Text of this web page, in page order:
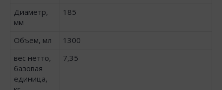
Диаметр,
мм
185
Объем, мл
1300
вес нетто,
базовая
единица,
7,35